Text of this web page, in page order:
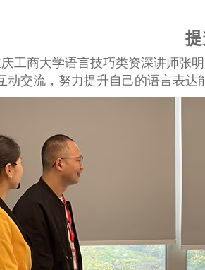
工商大学语言技巧类资深讲师张
动交流，努力提升自己的语言表达